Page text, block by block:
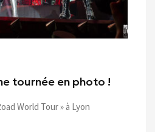
tournée en photo !
World Tour » à Lyon